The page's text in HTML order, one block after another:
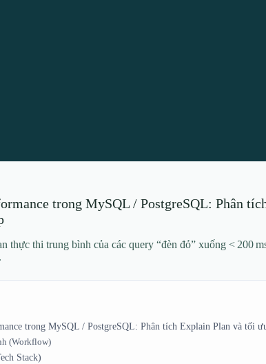
trong MySQL / PostgreSQL: Phân
thực thi trung bình của các query “đèn đỏ” xuống < 200
trong MySQL / PostgreSQL: Phân tích Explain Plan và tối
(Workflow)
Stack)